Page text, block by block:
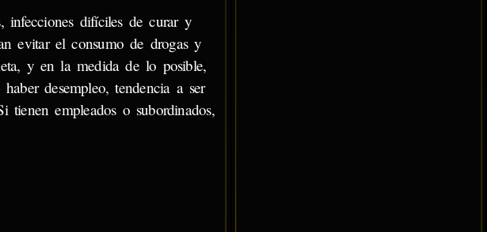
infecciones difíciles de curar y
evitar el consumo de drogas y
y en la medida de lo posible,
desempleo, tendencia a ser
tienen empleados o subordinados,